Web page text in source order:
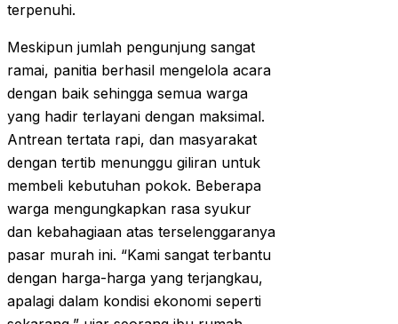
terpenuhi.
Meskipun jumlah pengunjung sangat
ramai, panitia berhasil mengelola acara
dengan baik sehingga semua warga
yang hadir terlayani dengan maksimal.
Antrean tertata rapi, dan masyarakat
dengan tertib menunggu giliran untuk
membeli kebutuhan pokok. Beberapa
warga mengungkapkan rasa syukur
dan kebahagiaan atas terselenggaranya
pasar murah ini. “Kami sangat terbantu
dengan harga-harga yang terjangkau,
apalagi dalam kondisi ekonomi seperti